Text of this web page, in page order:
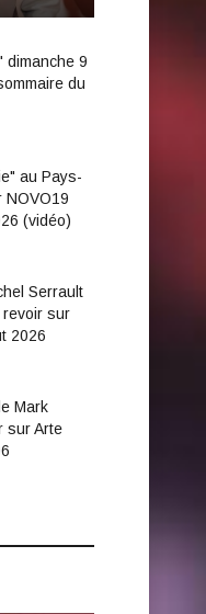
dimanche 9
du
au Pays-
NOVO19
(vidéo)
Serrault
revoir sur
2026
Mark
sur Arte